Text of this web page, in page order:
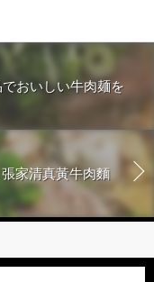
おいしい牛肉麺を
家清真黃牛肉麵